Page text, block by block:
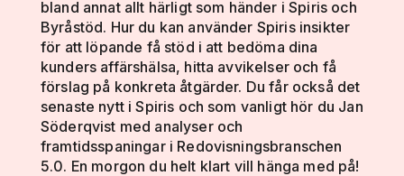
bland annat allt härligt som händer i Spiris och
Byråstöd. Hur du kan använder Spiris insikter
för att löpande få stöd i att bedöma dina
kunders affärshälsa, hitta avvikelser och få
förslag på konkreta åtgärder. Du får också det
senaste nytt i Spiris och som vanligt hör du Jan
Söderqvist med analyser och
framtidsspaningar i Redovisningsbranschen
5.0. En morgon du helt klart vill hänga med på!